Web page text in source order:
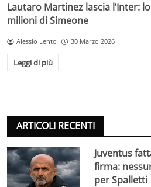
Lautaro Martinez lascia l’Inter:
milioni di Simeone
Alessio Lento 30 Marzo 2026
Leggi di più
ARTICOLI RECENTI
Juventus
firma:
per Spalletti